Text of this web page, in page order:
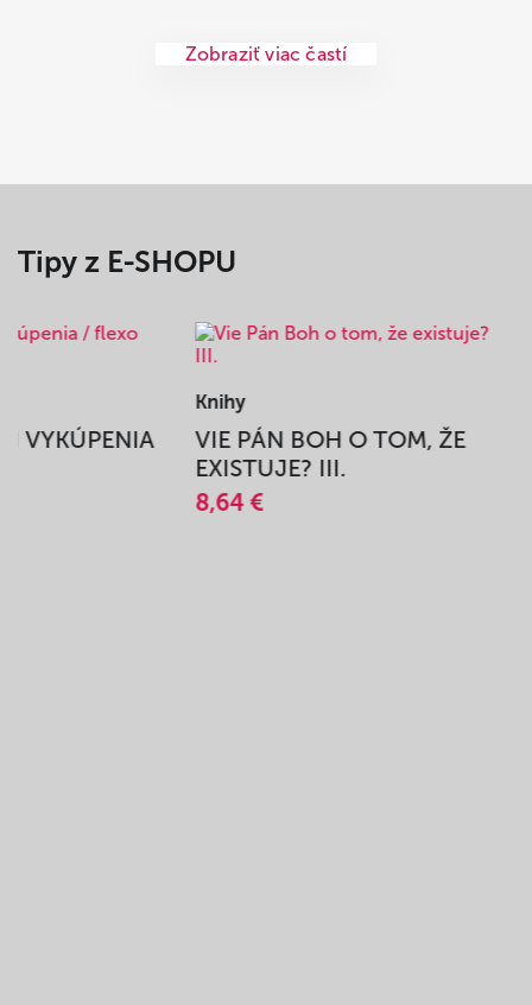
Zobraziť viac častí
Tipy z E-SHOPU
VYKÚPENIA
Knihy
VIE PÁN BOH O TOM, ŽE
EXISTUJE? III.
8,64 €